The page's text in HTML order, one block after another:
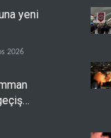
yeni
2026